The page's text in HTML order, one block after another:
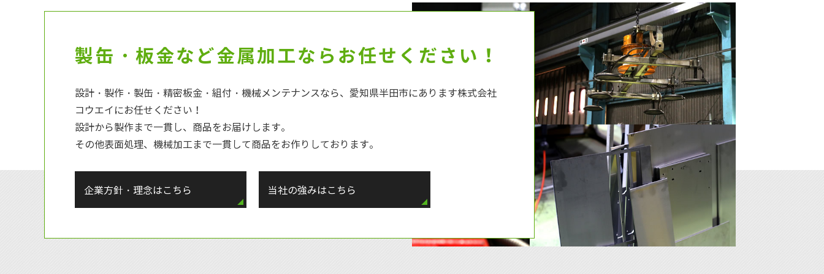
製缶・板金など金属加工ならお任せください！
設計・製作・製缶・精密板金・組付・機械メンテナンスなら、愛知県半田市にあります株式会社
コウエイにお任せください！
設計から製作まで一貫し、商品をお届けします。
その他表面処理、機械加工まで一貫して商品をお作りしております。
企業方針・理念はこちら 当社の強みはこちら